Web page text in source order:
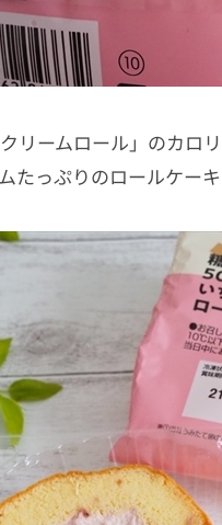
リームロール」のカ
たっぷりのロールケー